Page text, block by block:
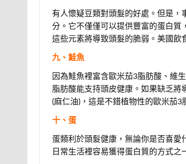
有人懷疑豆類對頭髮的好處。但是，
分。它不僅僅可以提供豐富的蛋白質
這些元素將導致頭髮的脆弱。美國飲
九、鮭魚
因為鮭魚裡富含歐米茄3脂肪酸、維
脂肪酸能支持頭皮健康。如果缺乏
(麻仁油)，這是不錯植物性的歐米茄3
十、蛋
蛋類利於頭髮健康，無論你是否喜愛
日常生活裡容易獲得蛋白質的方式